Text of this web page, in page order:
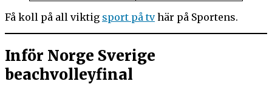
Få koll på all viktig sport på tvhär på Sportens.
Inför Norge Sverige
beachvolleyfinal